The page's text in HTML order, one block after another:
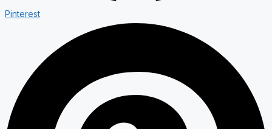
Pinterest